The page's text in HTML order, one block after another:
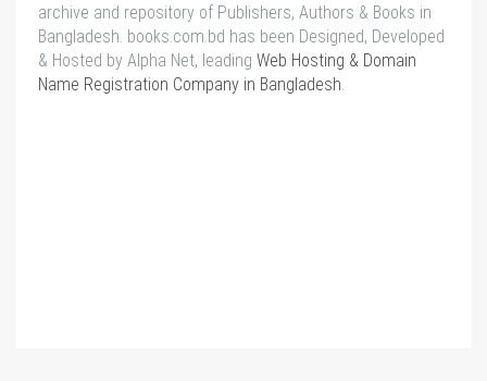
archive and repository of Publishers, Authors & Books in
Bangladesh. books.com.bd has been Designed, Developed
& Hosted by Alpha Net, leading Web Hosting & Domain
Name Registration Company in Bangladesh.